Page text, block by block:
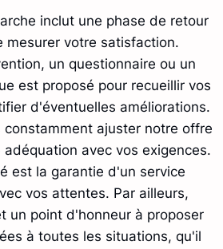
inclut une phase de retour
mesurer votre satisfaction.
un questionnaire ou un
est proposé pour recueillir vos
d'éventuelles améliorations.
constamment ajuster notre offre
avec vos exigences.
est la garantie d'un service
vos attentes. Par ailleurs,
un point d'honneur à proposer
à toutes les situations, qu'il